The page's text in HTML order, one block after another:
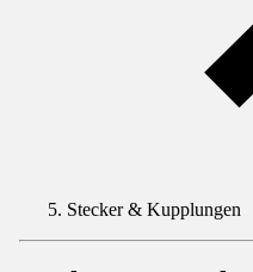
Stecker & Kupplungen